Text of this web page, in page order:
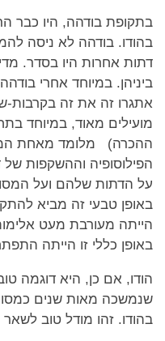
בתקופת בודהה, היו כבר
בהודו. בודהה לא ניסה
דתות אחרות היו בסדר.
ביניהן. במיוחד אחרי
אתגרו זה את זה בקרבות-
מועילים מאוד, במיוחד
ההכרה) מלומד מאחת
הפילוסופיה וההשקפות
על הדתות שלהם ועל
באופן טבעי זה מביא
הייתה מעורבת מעט
באופן כללי זו הייתה
הודו, אם כן, היא דוגמה
שנמשכה מאות שנים
בהודו. זהו מודל טוב